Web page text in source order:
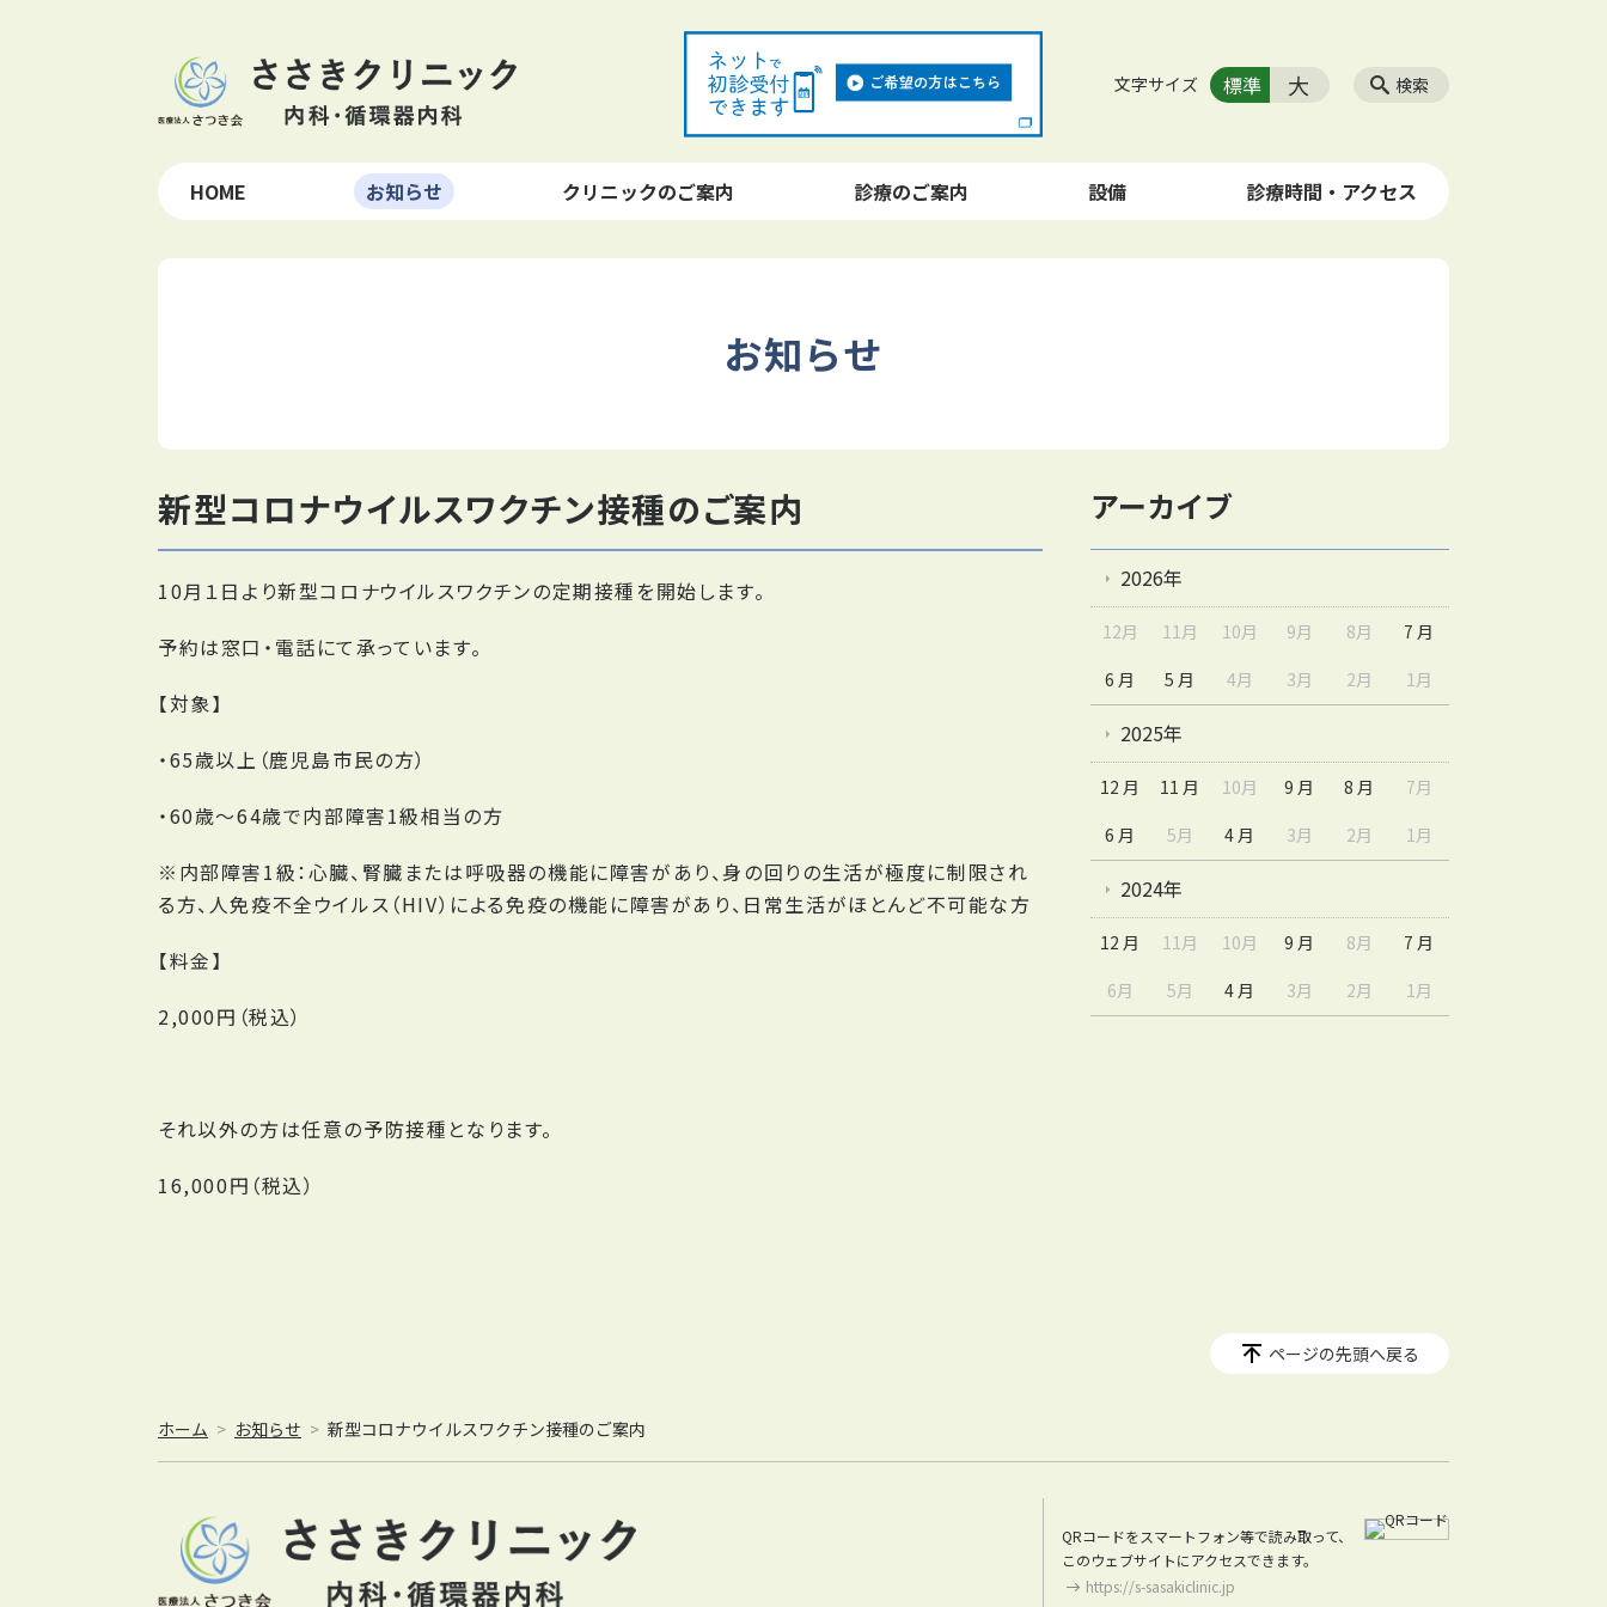
HOME お知らせ クリニックのご案内 診療のご案内 設備 診療時間・アクセス
検索
文字サイズ 標準 大
お知らせ
新型コロナウイルスワクチン接種のご案内
10月１日より新型コロナウイルスワクチンの定期接種を開始します。
予約は窓口・電話にて承っています。
【対象】
・65歳以上（鹿児島市民の方）
・60歳〜64歳で内部障害1級相当の方
※内部障害1級：心臓、腎臓または呼吸器の機能に障害があり、身の回りの生活が極度に制限され
る方、人免疫不全ウイルス（HIV）による免疫の機能に障害があり、日常生活がほとんど不可能な方
【料金】
2,000円（税込）
それ以外の方は任意の予防接種となります。
16,000円（税込）
アーカイブ
2026年
12月 11月 10月 9月 8月 7 月
6 月 5 月 4月 3月 2月 1月
2025年
12 月 11 月 10月 9 月 8 月 7月
6 月 5月 4 月 3月 2月 1月
2024年
12 月 11月 10月 9 月 8月 7 月
6月 5月 4 月 3月 2月 1月
ページの先頭へ戻る
ホーム お知らせ 新型コロナウイルスワクチン接種のご案内
QRコードをスマートフォン等で読み取って、
このウェブサイトにアクセスできます。
https://s-sasakiclinic.jp